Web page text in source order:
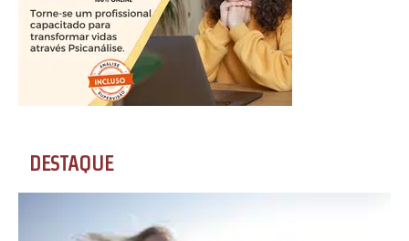
DESTAQUE